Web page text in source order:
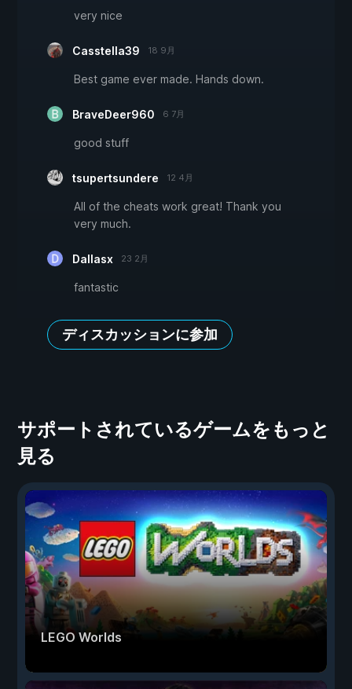
very nice
Casstella39 18 9月
Best game ever made. Hands down.
BraveDeer960 6 7月
good stuff
tsupertsundere 12 4月
All of the cheats work great! Thank you
very much.
Dallasx 23 2月
fantastic
ディスカッションに参加
サポートされているゲームをもっと
見る
LEGO Worlds